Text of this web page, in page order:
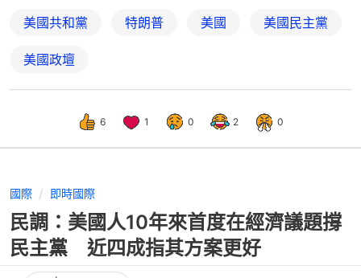
美國共和黨 特朗普 美國 美國民主黨
美國政壇
6 1 0 2 0
國際 即時國際
民調：美國人10年來首度在經濟議題撐
民主黨 近四成指其方案更好